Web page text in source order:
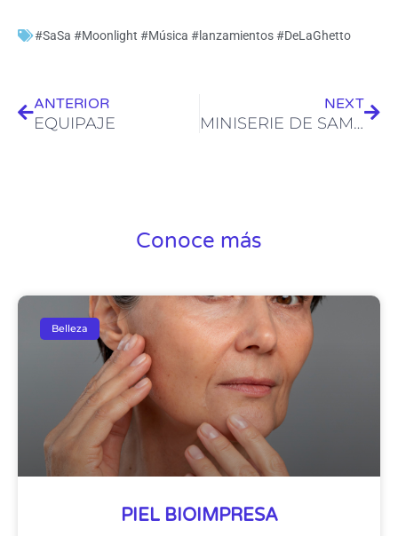
#SaSa #Moonlight #Música #lanzamientos #DeLaGhetto
ANTERIOR
EQUIPAJE
NEXT
MINISERIE DE SAMSUNG
Conoce más
Belleza
PIEL BIOIMPRESA